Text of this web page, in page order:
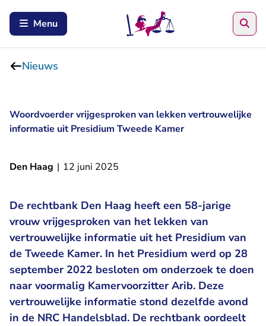
Menu
Nieuws
Woordvoerder vrijgesproken van lekken vertrouwelijke
informatie uit Presidium Tweede Kamer
Den Haag | 12 juni 2025
De rechtbank Den Haag heeft een 58-jarige
vrouw vrijgesproken van het lekken van
vertrouwelijke informatie uit het Presidium van
de Tweede Kamer. In het Presidium werd op 28
september 2022 besloten om onderzoek te doen
naar voormalig Kamervoorzitter Arib. Deze
vertrouwelijke informatie stond dezelfde avond
in de NRC Handelsblad. De rechtbank oordeelt